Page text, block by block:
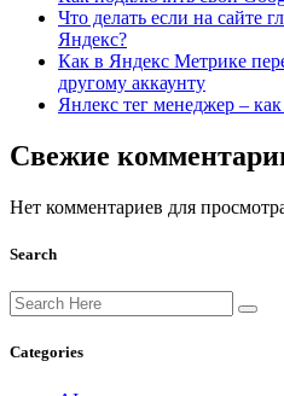
Что делать если на сайте
Яндекс?
Как в Яндекс Метрике
другому аккаунту
Янлекс тег менеджер –
Свежие
Нет комментариев для
Search
Categories